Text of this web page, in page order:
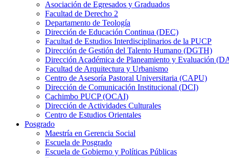
Asociación de Egresados y Graduados
Facultad de Derecho 2
Departamento de Teología
Dirección de Educación Continua (DEC)
Facultad de Estudios Interdisciplinarios de la PUCP
Dirección de Gestión del Talento Humano (DGTH)
Dirección Académica de Planeamiento y Evaluación
Facultad de Arquitectura y Urbanismo
Centro de Asesoría Pastoral Universitaria (CAPU)
Dirección de Comunicación Institucional (DCI)
Cachimbo PUCP (OCAI)
Dirección de Actividades Culturales
Centro de Estudios Orientales
Posgrado
Maestría en Gerencia Social
Escuela de Posgrado
Escuela de Gobierno y Políticas Públicas